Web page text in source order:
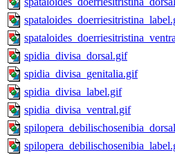
spidia_divisa_dorsal.gif
spidia_divisa_genitalia.gif
spidia_divisa_label.gif
spidia_divisa_ventral.gif